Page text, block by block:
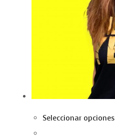
Seleccionar opciones